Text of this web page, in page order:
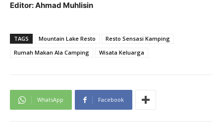
Editor: Ahmad Muhlisin
TAGS Mountain Lake Resto
Resto Sensasi Kamping
Rumah Makan Ala Camping
Wisata Keluarga
WhatsApp Facebook